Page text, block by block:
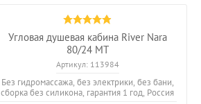
Угловая душевая кабина River Nara
80/24 MT
Артикул:113984
Без гидромассажа, без электрики, без бани,
сборка без силикона, гарантия 1 год, Россия